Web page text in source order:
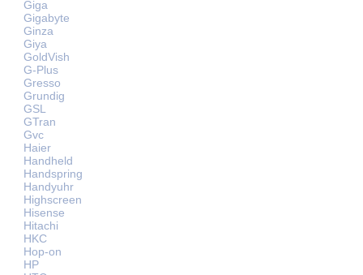
Giga
Gigabyte
Ginza
Giya
GoldVish
G-Plus
Gresso
Grundig
GSL
GTran
Gvc
Haier
Handheld
Handspring
Handyuhr
Highscreen
Hisense
Hitachi
HKC
Hop-on
HP